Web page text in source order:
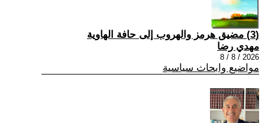
(3) مضيق هرمز والهروب إلى حافة الهاوية
مهدي رضا
2026 / 8 / 8
مواضيع وابحاث سياسية